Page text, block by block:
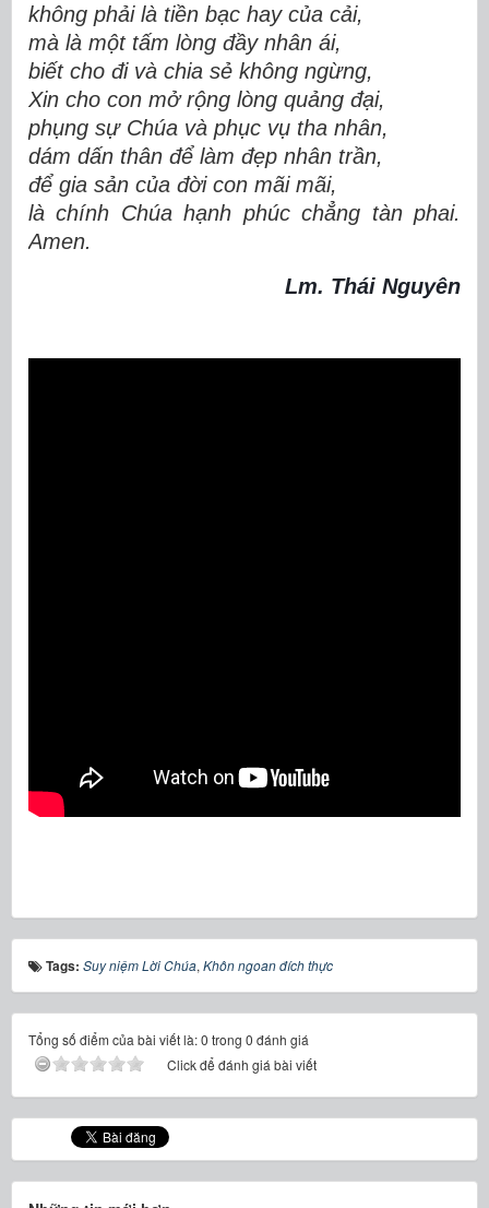
không phải là tiền bạc hay của cải,
mà là một tấm lòng đầy nhân ái,
biết cho đi và chia sẻ không ngừng,
Xin cho con mở rộng lòng quảng đại,
phụng sự Chúa và phục vụ tha nhân,
dám dấn thân để làm đẹp nhân trần,
để gia sản của đời con mãi mãi,
là chính Chúa hạnh phúc chẳng tàn phai.
Amen.
Lm. Thái Nguyên
Tags: Suy niệm Lời Chúa, Khôn ngoan đích thực
Tổng số điểm của bài viết là: 0 trong 0 đánh giá
Click để đánh giá bài viết